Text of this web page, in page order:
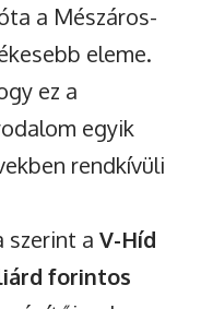
a Mészáros-
eleme.
ez a
egyik
rendkívüli
szerint a V-Híd
forintos